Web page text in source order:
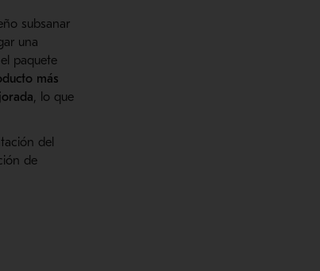
subsanar
una
paquete
más
, lo que
del
de